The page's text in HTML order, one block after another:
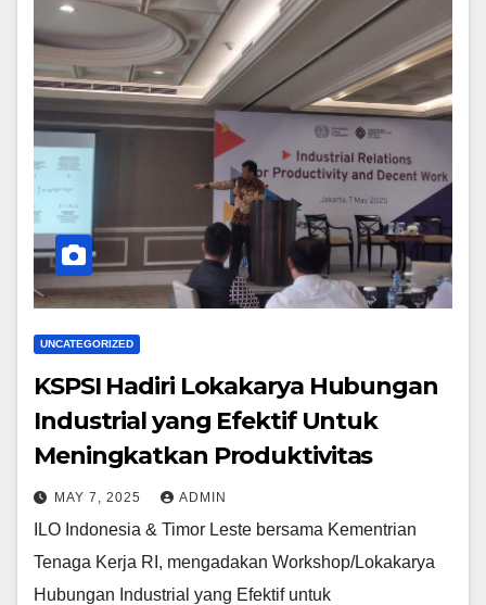
UNCATEGORIZED
KSPSI Hadiri Lokakarya Hubungan
Industrial yang Efektif Untuk
Meningkatkan Produktivitas
MAY 7, 2025 ADMIN
ILO Indonesia & Timor Leste bersama Kementrian
Tenaga Kerja RI, mengadakan Workshop/Lokakarya
Hubungan Industrial yang Efektif untuk